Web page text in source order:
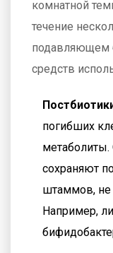
комнатной
течение
подавляющем
средств
погибших
сохраняют
штаммов, не
Например,